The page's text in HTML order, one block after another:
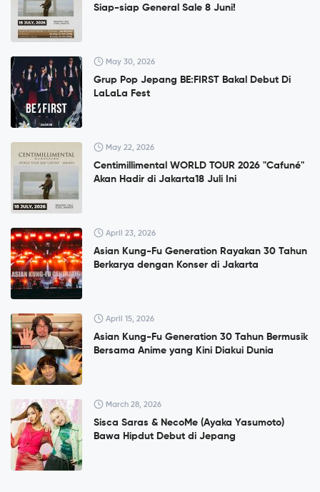
Siap-siap General Sale 8 Juni!
May 30, 2026
Grup Pop Jepang BE:FIRST Bakal Debut Di
LaLaLa Fest
May 22, 2026
Centimillimental WORLD TOUR 2026 "Cafuné"
Akan Hadir di Jakarta18 Juli Ini
April 23, 2026
Asian Kung-Fu Generation Rayakan 30 Tahun
Berkarya dengan Konser di Jakarta
April 15, 2026
Asian Kung-Fu Generation 30 Tahun Bermusik
Bersama Anime yang Kini Diakui Dunia
March 28, 2026
Sisca Saras & NecoMe (Ayaka Yasumoto)
Bawa Hipdut Debut di Jepang